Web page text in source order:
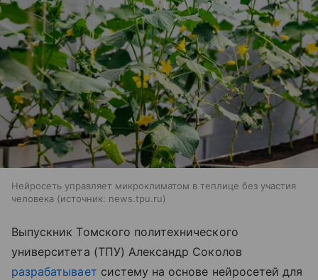
Нейросеть управляет микроклиматом в теплице без участия
человека
источник: news.tpu.ru
Выпускник Томского политехнического
университета (ТПУ) Александр Соколов
разрабатывает систему на основе нейросетей для